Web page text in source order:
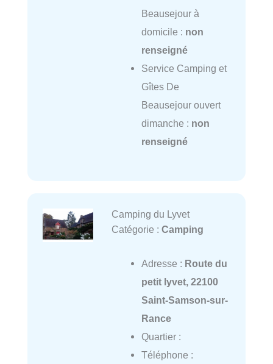
Beausejour à
domicile : non
renseigné
Service Camping et
Gîtes De
Beausejour ouvert
dimanche : non
renseigné
Camping du Lyvet
Catégorie : Camping
Adresse : Route du
petit lyvet, 22100
Saint-Samson-sur-
Rance
Quartier :
Téléphone :